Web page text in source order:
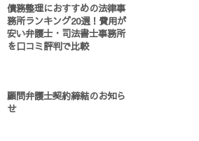
債務整理におすすめの法律事
務所ランキング20選！費用が
安い弁護士・司法書士事務所
を口コミ評判で比較
顧問弁護士契約締結のお知ら
せ